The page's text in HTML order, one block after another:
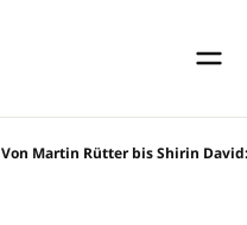
Von Martin Rütter bis Shirin